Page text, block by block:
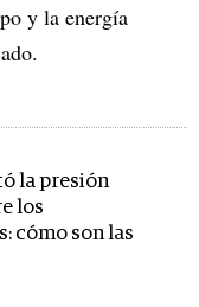
y la energía
la presión
los
cómo son las